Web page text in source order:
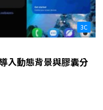
3C
入動態背景與膠囊分